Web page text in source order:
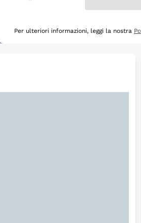
Per ulteriori informazioni, leggi la nostra